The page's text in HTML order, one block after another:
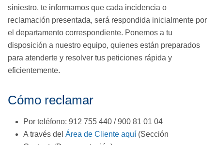
siniestro, te informamos que cada incidencia o
reclamación presentada, será respondida inicialmente por
el departamento correspondiente. Ponemos a tu
disposición a nuestro equipo, quienes están preparados
para atenderte y resolver tus peticiones rápida y
eficientemente.
Cómo reclamar
Por teléfono: 912 755 440 / 900 81 01 04
A través del Área de Cliente aquí (Sección